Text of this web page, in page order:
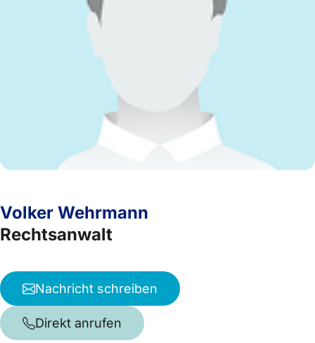
Volker Wehrmann
Rechtsanwalt
Nachricht schreiben
Direkt anrufen